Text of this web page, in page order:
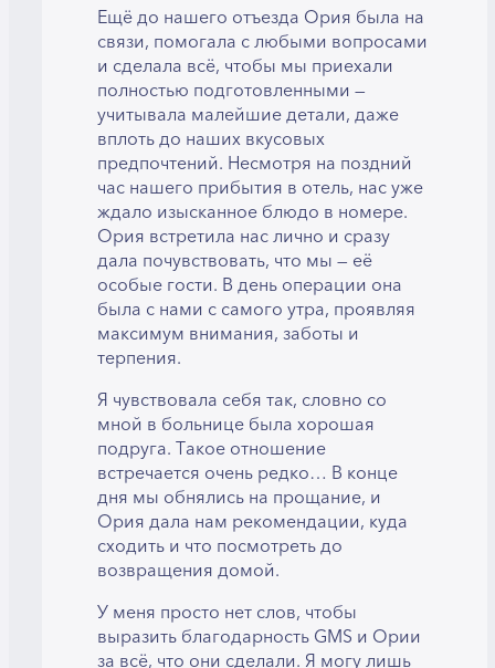
Ещё до нашего отъезда Ория была на
связи, помогала с любыми вопросами
и сделала всё, чтобы мы приехали
полностью подготовленными —
учитывала малейшие детали, даже
вплоть до наших вкусовых
предпочтений. Несмотря на поздний
час нашего прибытия в отель, нас уже
ждало изысканное блюдо в номере.
Ория встретила нас лично и сразу
дала почувствовать, что мы — её
особые гости. В день операции она
была с нами с самого утра, проявляя
максимум внимания, заботы и
терпения.
Я чувствовала себя так, словно со
мной в больнице была хорошая
подруга. Такое отношение
встречается очень редко… В конце
дня мы обнялись на прощание, и
Ория дала нам рекомендации, куда
сходить и что посмотреть до
возвращения домой.
У меня просто нет слов, чтобы
выразить благодарность GMS и Ории
за всё, что они сделали. Я могу лишь